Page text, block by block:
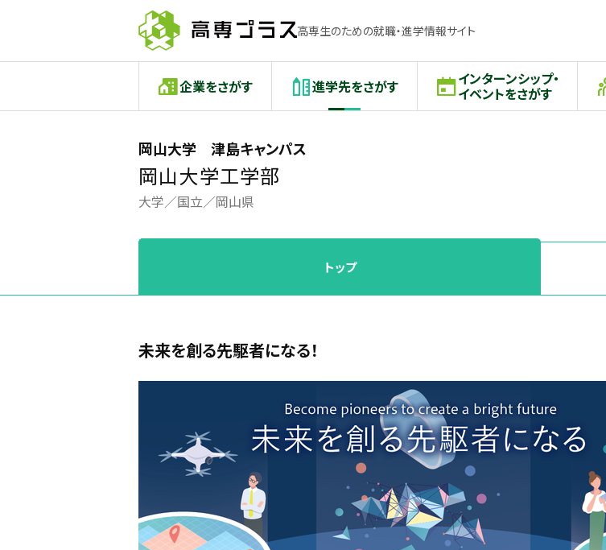
高専生のための就職・進学情報サイト
企業をさがす 進学先をさがす インターンシップ・
イベントをさがす
岡山大学 津島キャンパス
岡山大学工学部
大学 国立 岡山県
トップ
未来を創る先駆者になる！